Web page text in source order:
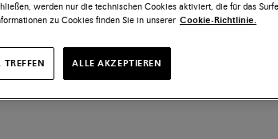
werden nur die technischen Cookies aktiviert, die für das
zu Cookies finden Sie in unserer Cookie-Richtlinie.
ALLE AKZEPTIEREN